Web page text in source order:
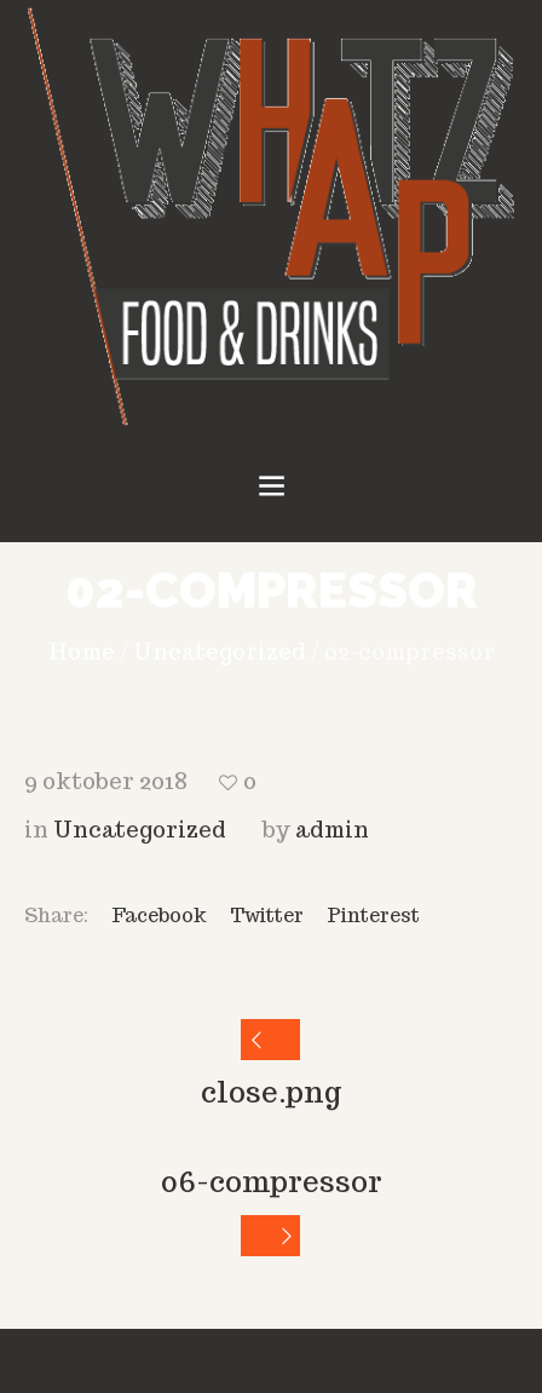
9 oktober 2018
0
in Uncategorized by admin
Share: Facebook Twitter Pinterest
close.png
06-compressor